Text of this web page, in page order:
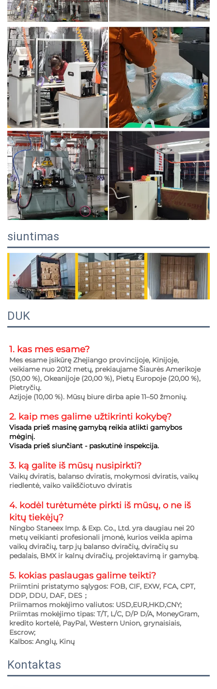
siuntimas
DUK
1. kas mes esame?
Mes esame įsikūrę Zhejiango provincijoje, Kinijoje,
veikiame nuo 2012 metų, prekiaujame Šiaurės Amerikoje
(50,00 %), Okeanijoje (20,00 %), Pietų Europoje (20,00 %),
Pietryčių.
Azijoje (10,00 %). Mūsų biure dirba apie 11–50 žmonių.
2. kaip mes galime užtikrinti kokybę?
Visada prieš masinę gamybą reikia atlikti gamybos
mėginį.
Visada prieš siunčiant - paskutinė inspekcija.
3. ką galite iš mūsų nusipirkti?
Vaikų dviratis, balanso dviratis, mokymosi dviratis, vaikų
riedlentė, vaiko vaikščiotuvo dviratis
4. kodėl turėtumėte pirkti iš mūsų, o ne iš
kitų tiekėjų?
Ningbo Staneex Imp. & Exp. Co., Ltd. yra daugiau nei 20
metų veikianti profesionali įmonė, kurios veikla apima
vaikų dviračių, tarp jų balanso dviračių, dviračių su
pedalais, BMX ir kalnų dviračių, projektavimą ir gamybą.
5. kokias paslaugas galime teikti?
Priimtini pristatymo sąlygos: FOB, CIF, EXW, FCA, CPT,
DDP, DDU, DAF, DES；
Priimamos mokėjimo valiutos: USD,EUR,HKD,CNY;
Priimtas mokėjimo tipas: T/T, L/C, D/P D/A, MoneyGram,
kredito kortelė, PayPal, Western Union, grynaisiais,
Escrow;
Kalbos: Anglų, Kinų
Kontaktas